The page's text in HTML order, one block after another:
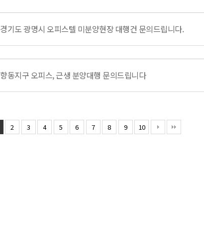
경기도 광명시 오피스텔 미분양현장 대행건 문의드립니다.
향동지구 오피스, 근생 분양대행 문의드립니다
2 3 4 5 6 7 8 9 10